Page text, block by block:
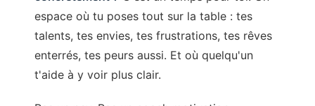
espace où tu poses tout sur la table : tes
talents, tes envies, tes frustrations, tes rêves
enterrés, tes peurs aussi. Et où quelqu'un
t'aide à y voir plus clair.